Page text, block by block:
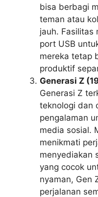
bisa berbagi
teman atau
jauh. Fasilitas
port USB
mereka tetap
produktif
Generasi Z
Generasi Z
teknologi dan
pengalaman
media sosial.
menikmati
menyediakan
yang cocok
nyaman, Gen
perjalanan